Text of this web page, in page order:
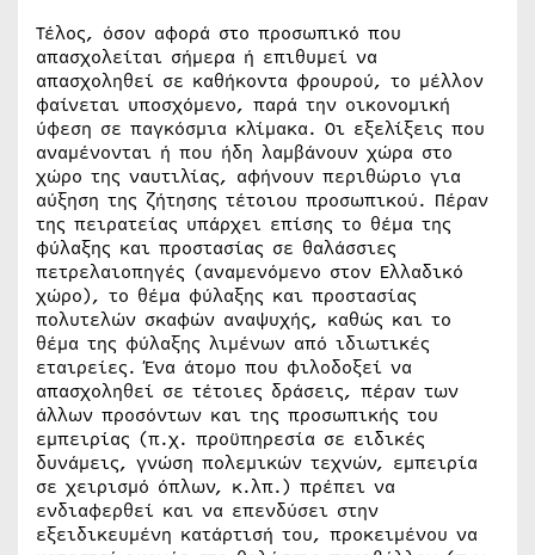
Τέλος, όσον αφορά στο προσωπικό που
απασχολείται σήμερα ή επιθυμεί να
απασχοληθεί σε καθήκοντα φρουρού, το μέλλον
φαίνεται υποσχόμενο, παρά την οικονομική
ύφεση σε παγκόσμια κλίμακα. Οι εξελίξεις που
αναμένονται ή που ήδη λαμβάνουν χώρα στο
χώρο της ναυτιλίας, αφήνουν περιθώριο για
αύξηση της ζήτησης τέτοιου προσωπικού. Πέραν
της πειρατείας υπάρχει επίσης το θέμα της
φύλαξης και προστασίας σε θαλάσσιες
πετρελαιοπηγές (αναμενόμενο στον Ελλαδικό
χώρο), το θέμα φύλαξης και προστασίας
πολυτελών σκαφών αναψυχής, καθώς και το
θέμα της φύλαξης λιμένων από ιδιωτικές
εταιρείες. Ένα άτομο που φιλοδοξεί να
απασχοληθεί σε τέτοιες δράσεις, πέραν των
άλλων προσόντων και της προσωπικής του
εμπειρίας (π.χ. προϋπηρεσία σε ειδικές
δυνάμεις, γνώση πολεμικών τεχνών, εμπειρία
σε χειρισμό όπλων, κ.λπ.) πρέπει να
ενδιαφερθεί και να επενδύσει στην
εξειδικευμένη κατάρτισή του, προκειμένου να